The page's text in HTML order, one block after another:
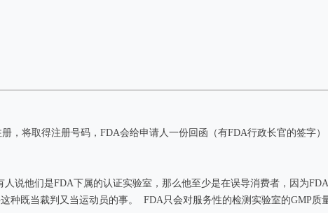
将取得注册号码，FDA会给申请人一份回函（有FDA行政长官的签字）
他们是FDA下属的认证实验室，那么他至少是在误导消费者，因为
种既当裁判又当运动员的事。 FDA只会对服务性的检测实验室的GMP